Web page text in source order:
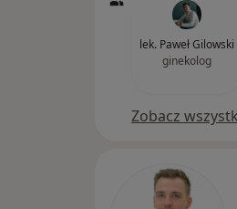
lek. Paweł Gilowski
ginekolog
Zobacz